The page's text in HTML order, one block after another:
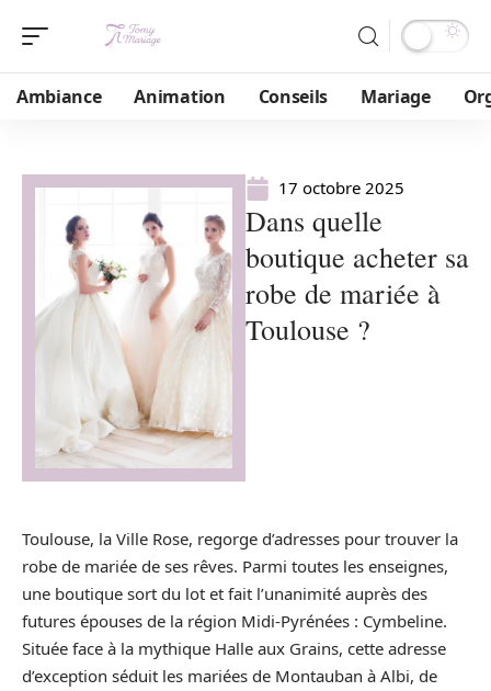
Ambiance Animation Conseils Mariage
17 octobre 2025
Dans quelle
boutique acheter sa
robe de mariée à
Toulouse ?
Toulouse, la Ville Rose, regorge d’adresses pour trouver la
robe de mariée de ses rêves. Parmi toutes les enseignes,
une boutique sort du lot et fait l’unanimité auprès des
futures épouses de la région Midi-Pyrénées : Cymbeline.
Située face à la mythique Halle aux Grains, cette adresse
d’exception séduit les mariées de Montauban à Albi, de